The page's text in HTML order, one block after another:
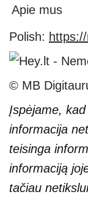
Apie mus
Polish:
© MB
Įspėjame,
informacija
teisinga
informaciją
tačiau